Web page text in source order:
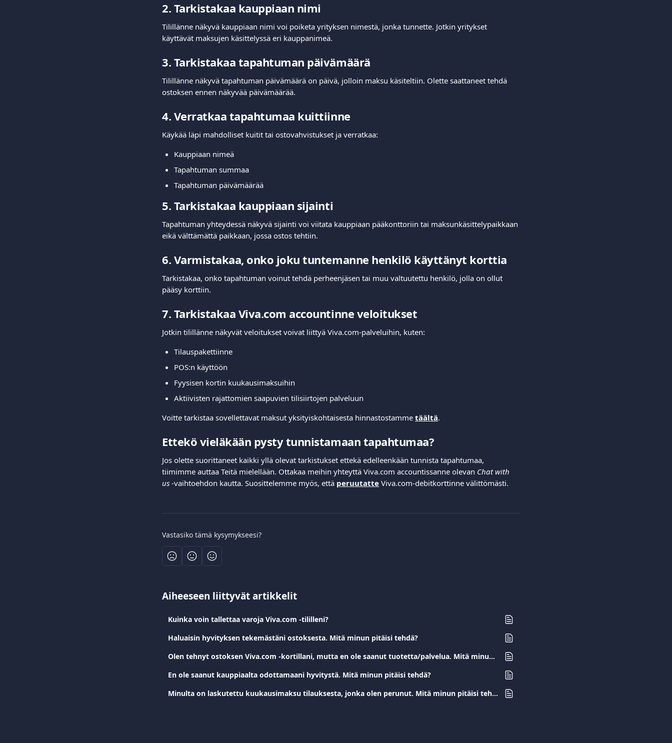
2. Tarkistakaa kauppiaan nimi
Tilillänne näkyvä kauppiaan nimi voi poiketa yrityksen nimestä, jonka tunnette. Jotkin yritykset
käyttävät maksujen käsittelyssä eri kauppanimeä.
3. Tarkistakaa tapahtuman päivämäärä
Tilillänne näkyvä tapahtuman päivämäärä on päivä, jolloin maksu käsiteltiin. Olette saattaneet tehdä
ostoksen ennen näkyvää päivämäärää.
4. Verratkaa tapahtumaa kuittiinne
Käykää läpi mahdolliset kuitit tai ostovahvistukset ja verratkaa:
Kauppiaan nimeä
Tapahtuman summaa
Tapahtuman päivämäärää
5. Tarkistakaa kauppiaan sijainti
Tapahtuman yhteydessä näkyvä sijainti voi viitata kauppiaan pääkonttoriin tai maksunkäsittelypaikkaan
eikä välttämättä paikkaan, jossa ostos tehtiin.
6. Varmistakaa, onko joku tuntemanne henkilö käyttänyt korttia
Tarkistakaa, onko tapahtuman voinut tehdä perheenjäsen tai muu valtuutettu henkilö, jolla on ollut
pääsy korttiin.
7. Tarkistakaa Viva.com accountinne veloitukset
Jotkin tilillänne näkyvät veloitukset voivat liittyä Viva.com-palveluihin, kuten:
Tilauspakettiinne
POS:n käyttöön
Fyysisen kortin kuukausimaksuihin
Aktiivisten rajattomien saapuvien tilisiirtojen palveluun
Voitte tarkistaa sovellettavat maksut yksityiskohtaisesta hinnastostamme täältä.
Ettekö vieläkään pysty tunnistamaan tapahtumaa?
Jos olette suorittaneet kaikki yllä olevat tarkistukset ettekä edelleenkään tunnista tapahtumaa,
tiimimme auttaa Teitä mielellään. Ottakaa meihin yhteyttä Viva.com accountissanne olevan Chat with
us -vaihtoehdon kautta. Suosittelemme myös, että peruutatte Viva.com-debitkorttinne välittömästi.
Vastasiko tämä kysymykseesi?
Aiheeseen liittyvät artikkelit
Kuinka voin tallettaa varoja Viva.com -tililleni?
Haluaisin hyvityksen tekemästäni ostoksesta. Mitä minun pitäisi tehdä?
Olen tehnyt ostoksen Viva.com -kortillani, mutta en ole saanut tuotetta/palvelua. Mitä minun pitäisi tehdä?
En ole saanut kauppiaalta odottamaani hyvitystä. Mitä minun pitäisi tehdä?
Minulta on laskutettu kuukausimaksu tilauksesta, jonka olen perunut. Mitä minun pitäisi tehdä?